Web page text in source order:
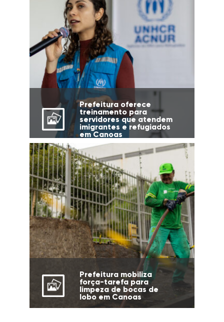
Prefeitura oferece
treinamento para
servidores que atendem
imigrantes e refugiados
em Canoas
Prefeitura mobiliza
força-tarefa para
limpeza de bocas de
lobo em Canoas